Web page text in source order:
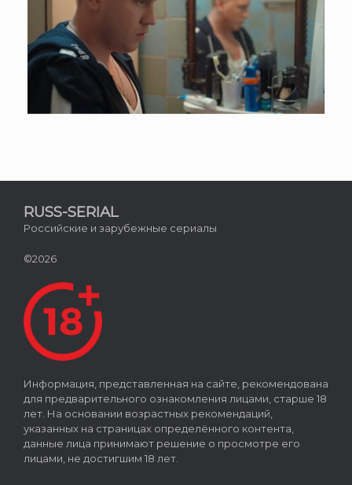
RUSS-SERIAL
Российские и зарубежные сериалы
©2026
Информация, представленная на сайте, рекомендована
для предварительного ознакомления лицами, старше 18
лет. На основании возрастных рекомендаций,
указанных на страницах определённого контента,
данные лица принимают решение о просмотре его
лицами, не достигшим 18 лет.